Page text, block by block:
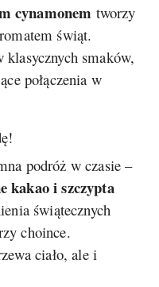
cynamonem tworzy
świąt.
smaków,
połączenia w
podróż w czasie –
kakao i szczypta
świątecznych
choince.
ciało, ale i